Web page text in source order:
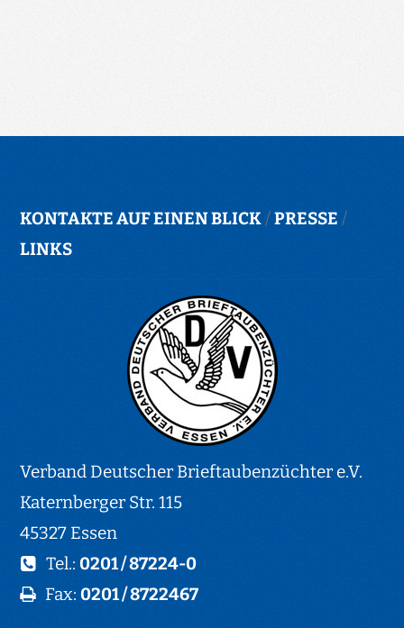
KONTAKTE AUF EINEN BLICK/PRESSE /
LINKS
Verband Deutscher Brieftaubenzüchter e.V.
Katernberger Str. 115
45327 Essen
Tel.:0201 / 87224-0
Fax:0201 / 8722467